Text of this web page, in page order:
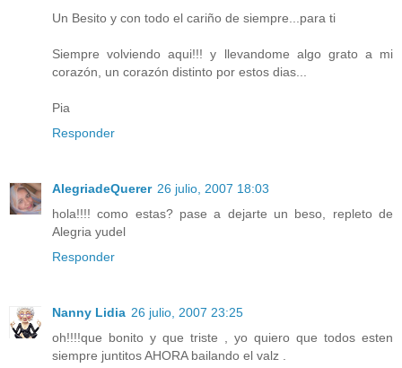
Un Besito y con todo el cariño de siempre...para ti
Siempre volviendo aqui!!! y llevandome algo grato a mi
corazón, un corazón distinto por estos dias...
Pia
Responder
AlegriadeQuerer 26 julio, 2007 18:03
hola!!!! como estas? pase a dejarte un beso, repleto de
Alegria yudel
Responder
Nanny Lidia 26 julio, 2007 23:25
oh!!!!que bonito y que triste , yo quiero que todos esten
siempre juntitos AHORA bailando el valz .